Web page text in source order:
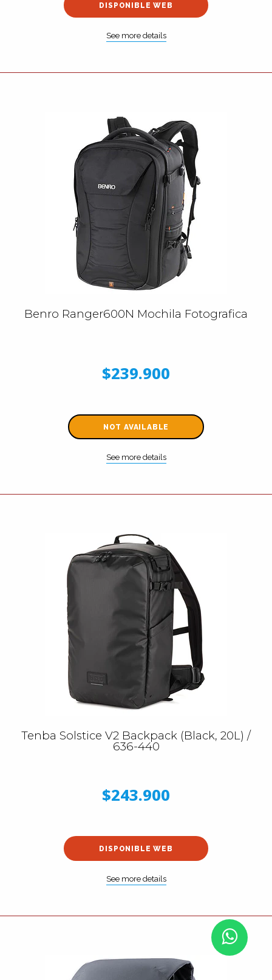
DISPONIBLE WEB
See more details
Benro Ranger600N Mochila Fotografica
$239.900
NOT AVAILABLE
See more details
Tenba Solstice V2 Backpack (Black, 20L) /
636-440
$243.900
DISPONIBLE WEB
See more details